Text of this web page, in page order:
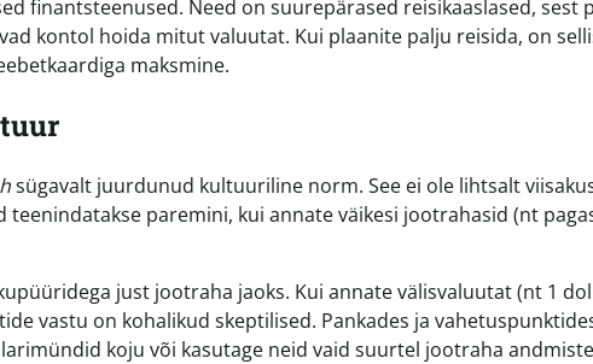
finantsteenused. Need on suurepärased reisikaaslased, sest
kontol hoida mitut valuutat. Kui plaanite palju reisida, on
maksmine.
sügavalt juurdunud kultuuriline norm. See ei ole lihtsalt
teenindatakse paremini, kui annate väikesi jootrahasid (nt
just jootraha jaoks. Kui annate välisvaluutat (nt 1
vastu on kohalikud skeptilised. Pankades ja
koju või kasutage neid vaid suurtel jootraha